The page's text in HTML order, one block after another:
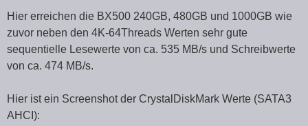
Hier erreichen die BX500 240GB, 480GB und 1000GB wie
zuvor neben den 4K-64Threads Werten sehr gute
sequentielle Lesewerte von ca. 535 MB/s und Schreibwerte
von ca. 474 MB/s.
Hier ist ein Screenshot der CrystalDiskMark Werte (SATA3
AHCI):